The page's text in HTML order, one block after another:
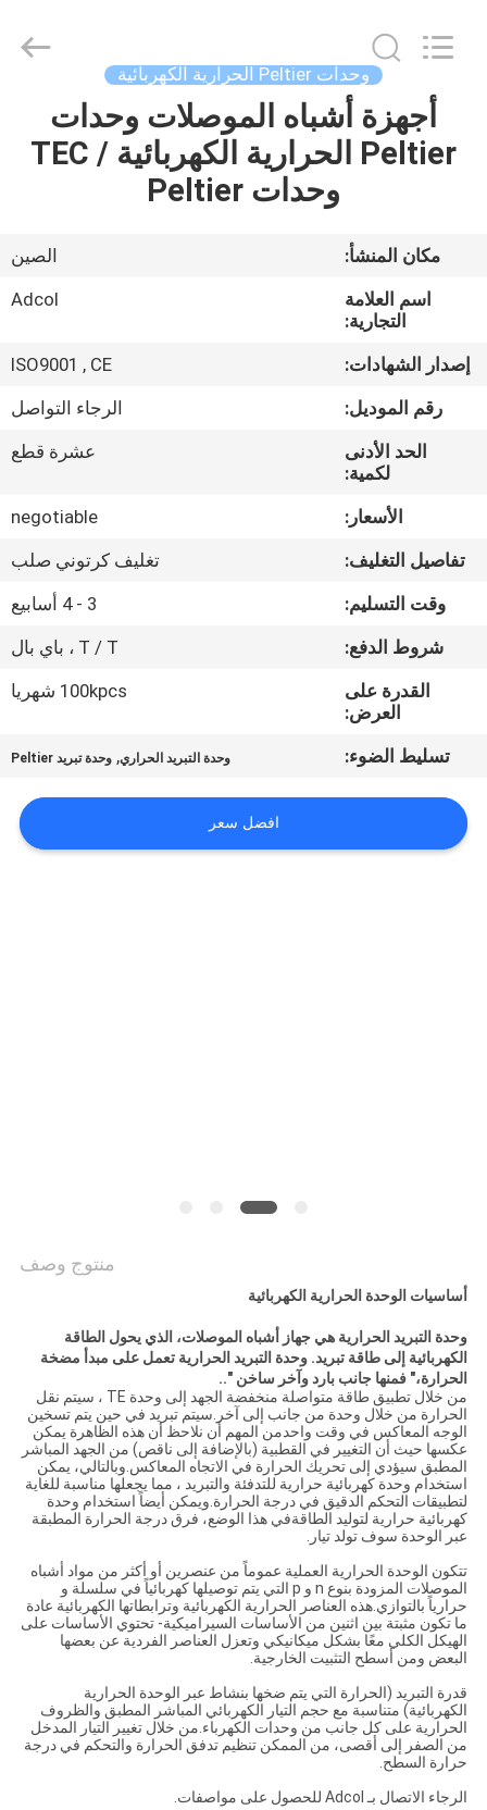
منزل
أشرطة
فيديو
حول
جولة
المعمل
ضبط
الجودة
أخبار
(Guangzhou)
وحدات Peltier الحرارية الكهربائية
أجهزة أشباه الموصلات وحدات
Peltier الحرارية الكهربائية / TEC
وحدات Peltier
مكان المنشأ:
الصين
اسم العلامة
التجارية:
Adcol
إصدار الشهادات:
ISO9001 , CE
رقم الموديل:
الرجاء التواصل
الحد الأدنى
لكمية:
عشرة قطع
الأسعار:
negotiable
تفاصيل التغليف:
تغليف كرتوني صلب
وقت التسليم:
3 - 4 أسابيع
شروط الدفع:
T / T ، باي بال
القدرة على
العرض:
100kpcs شهريا
تسليط الضوء: وحدة التبريد الحراري, وحدة تبريد Peltier
افضل سعر
منتوج وصف
أساسيات الوحدة الحرارية الكهربائية
وحدة التبريد الحرارية هي جهاز أشباه الموصلات، الذي يحول الطاقة
الكهربائية إلى طاقة تبريد. وحدة التبريد الحرارية تعمل على مبدأ مضخة
الحرارة،" فمنها جانب بارد وآخر ساخن "..
من خلال تطبيق طاقة متواصلة منخفضة الجهد إلى وحدة TE ، سيتم نقل
الحرارة من خلال وحدة من جانب إلى آخر.سيتم تبريد في حين يتم تسخين
الوجه المعاكس في وقت واحدمن المهم أن نلاحظ أن هذه الظاهرة يمكن
عكسها حيث أن التغيير في القطبية (بالإضافة إلى ناقص) من الجهد المباشر
المطبق سيؤدي إلى تحريك الحرارة في الاتجاه المعاكس.وبالتالي، يمكن
استخدام وحدة كهربائية حرارية للتدفئة والتبريد ، مما يجعلها مناسبة للغاية
لتطبيقات التحكم الدقيق في درجة الحرارة.ويمكن أيضاً استخدام وحدة
كهربائية حرارية لتوليد الطاقةفي هذا الوضع، فرق درجة الحرارة المطبقة
عبر الوحدة سوف تولد تيار.
تتكون الوحدة الحرارية العملية عموماً من عنصرين أو أكثر من مواد أشباه
الموصلات المزودة بنوع n و p التي يتم توصيلها كهربائياً في سلسلة و
حرارياً بالتوازي.هذه العناصر الحرارية الكهربائية وترابطاتها الكهربائية عادة
ما تكون مثبتة بين اثنين من الأساسات السيراميكية- تحتوي الأساسات على
الهيكل الكلي معًا بشكل ميكانيكي وتعزل العناصر الفردية عن بعضها
البعض ومن أسطح التثبيت الخارجية.
قدرة التبريد (الحرارة التي يتم ضخها بنشاط عبر الوحدة الحرارية
الكهربائية) متناسبة مع حجم التيار الكهربائي المباشر المطبق والظروف
الحرارية على كل جانب من وحدات الكهرباء.من خلال تغيير التيار المدخل
من الصفر إلى أقصى، من الممكن تنظيم تدفق الحرارة والتحكم في درجة
حرارة السطح.
الرجاء الاتصال بـ Adcol للحصول على مواصفات.